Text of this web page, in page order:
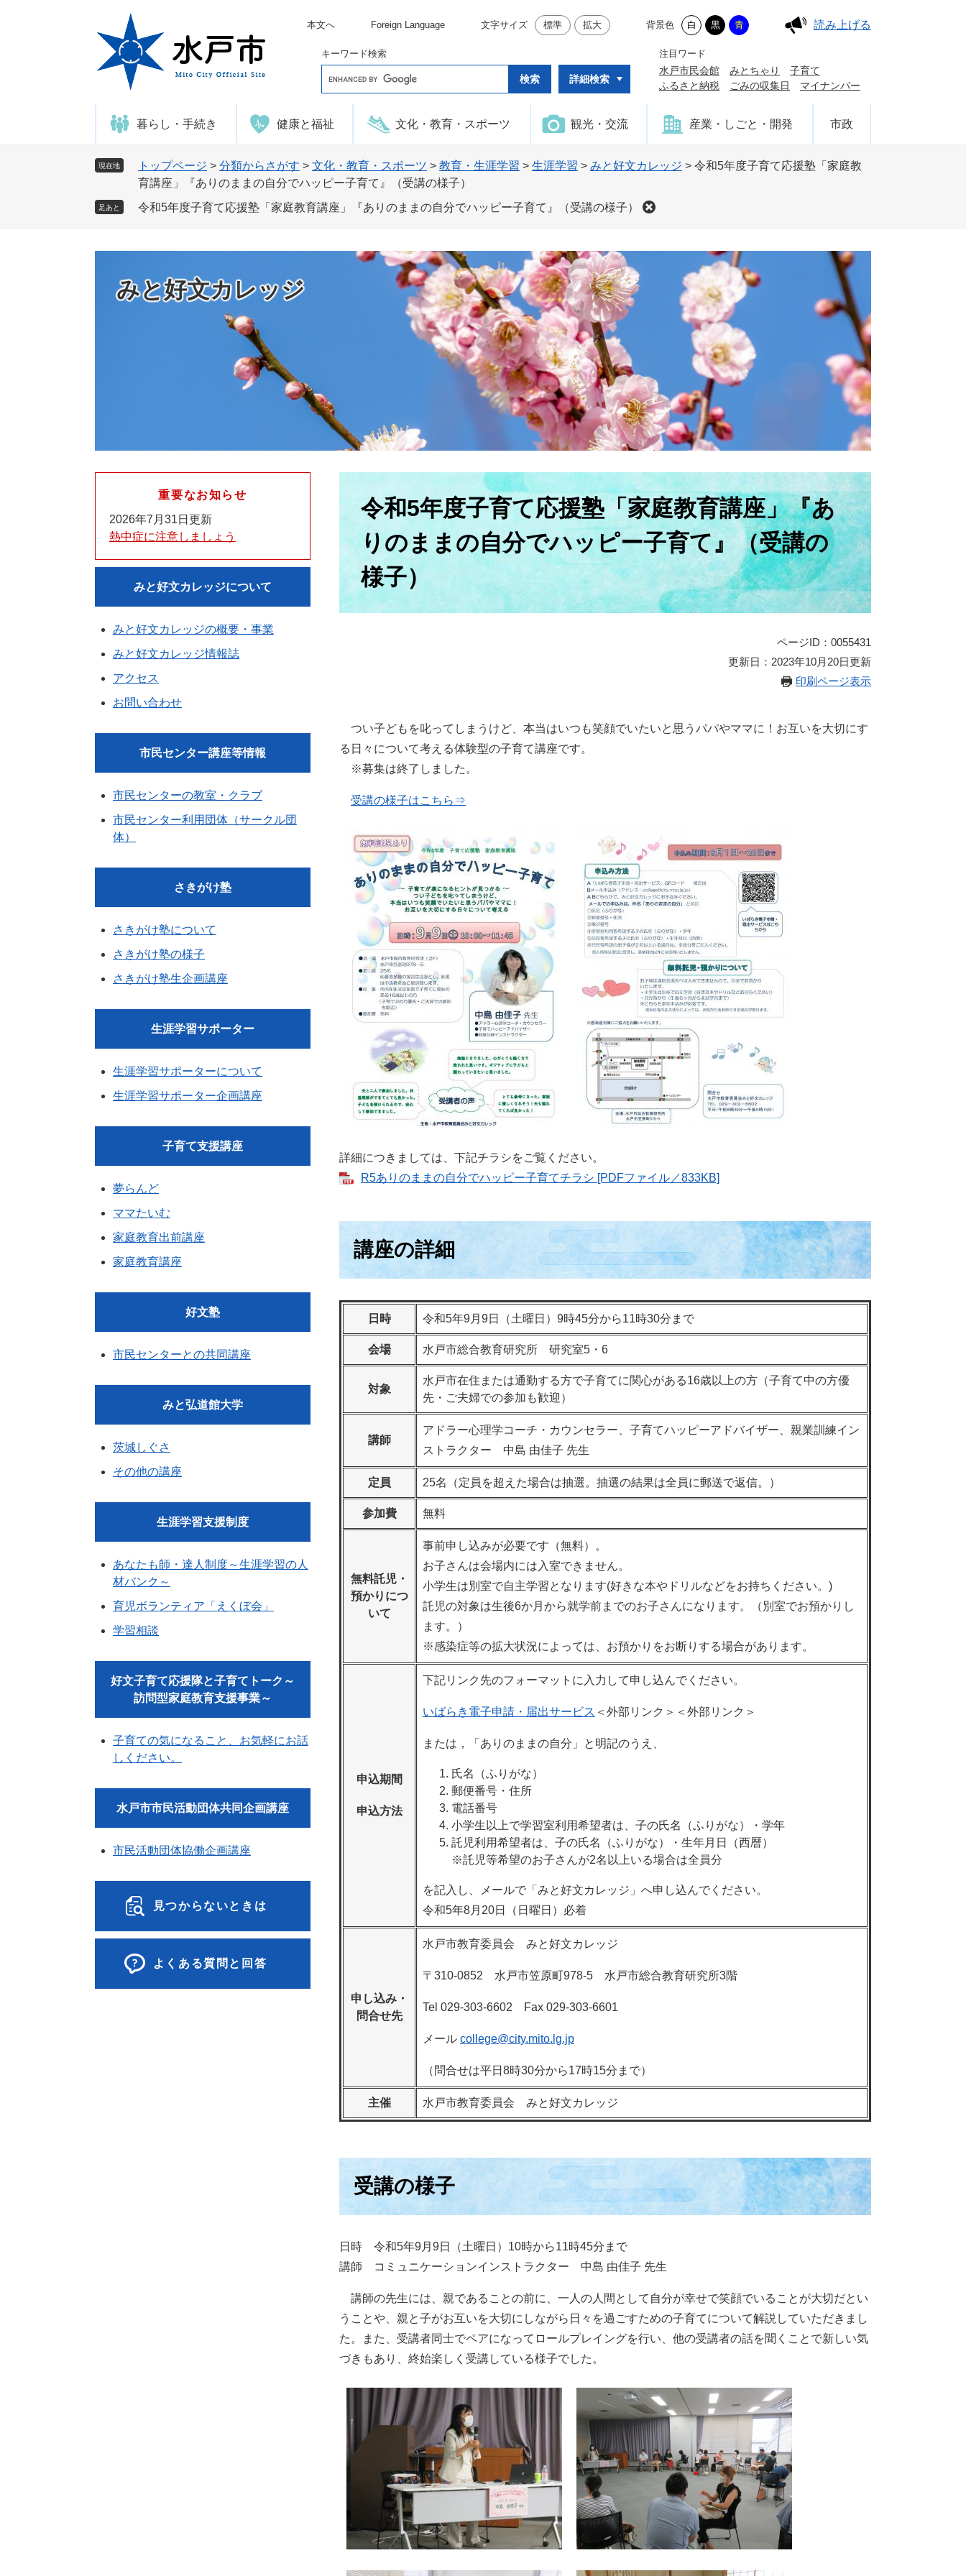
本文へ Foreign Language 文字サイズ 標準 拡大 背景色 白 黒 青 読み上げる
キーワード検索
o
e
タ
ム
検
詳細検索
注目ワード
水戸市民会館 みとちゃり
子育て
ふるさと納税
ごみの収集日 マイナンバー
暮らし・手続き 健康と福祉 文化・教育・スポーツ 観光・交流 産業・しごと・開発 市政
現在地 トップページ > 分類からさがす > 文化・教育・スポーツ > 教育・生涯学習 > 生涯学習 > みと好文カレッジ > 令和5年度子育て応援塾「家庭教
育講座」『ありのままの自分でハッピー子育て』（受講の様子）
足あと 令和5年度子育て応援塾「家庭教育講座」『ありのままの自分でハッピー子育て』（受講の様子）
みと好文カレッジ
令和5年度子育て応援塾「家庭教育講座」『あ
りのままの自分でハッピー子育て』（受講の
様子）
ページID：0055431
更新日：2023年10月20日更新
印刷ページ表示
つい子どもを叱ってしまうけど、本当はいつも笑顔でいたいと思うパパやママに！お互いを大切にす
る日々について考える体験型の子育て講座です。
※募集は終了しました。
受講の様子はこちら⇒
詳細につきましては、下記チラシをご覧ください。
R5ありのままの自分でハッピー子育てチラシ [PDFファイル／833KB]
講座の詳細
日時 令和5年9月9日（土曜日）9時45分から11時30分まで
会場 水戸市総合教育研究所 研究室5・6
対象
水戸市在住または通勤する方で子育てに関心がある16歳以上の方（子育て中の方優
先・ご夫婦での参加も歓迎）
講師
アドラー心理学コーチ・カウンセラー、子育てハッピーアドバイザー、親業訓練イン
ストラクター 中島 由佳子 先生
定員 25名（定員を超えた場合は抽選。抽選の結果は全員に郵送で返信。）
参加費 無料
無料託児・
預かりにつ
いて
事前申し込みが必要です（無料）。
お子さんは会場内には入室できません。
小学生は別室で自主学習となります(好きな本やドリルなどをお持ちください。)
​託児の対象は生後6か月から就学前までのお子さんになります。（別室でお預かりし
ます。）
※感染症等の拡大状況によっては、お預かりをお断りする場合があります。
申込期間
申込方法
下記リンク先のフォーマットに入力して申し込んでください。
いばらき電子申請・届出サービス ＜外部リンク＞ ＜外部リンク＞
または，「ありのままの自分」と明記のうえ、
氏名（ふりがな）
郵便番号・住所
電話番号
小学生以上で学習室利用希望者は、子の氏名（ふりがな）・学年
託児利用希望者は、子の氏名（ふりがな）・生年月日（西暦）​
※託児等希望のお子さんが2名以上いる場合は全員分
を記入し、メールで「みと好文カレッジ」へ申し込んでください。
令和5年8月20日（日曜日）必着
申し込み・
問合せ先
水戸市教育委員会 みと好文カレッジ
〒310-0852 水戸市笠原町978-5 水戸市総合教育研究所3階
Tel 029-303-6602 Fax 029-303-6601
メール college@city.mito.lg.jp
（問合せは平日8時30分から17時15分まで）
主催 水戸市教育委員会 みと好文カレッジ
受講の様子
日時 令和5年9月9日（土曜日）10時から11時45分まで
講師 コミュニケーションインストラクター 中島 由佳子 先生
講師の先生には、親であることの前に、一人の人間として自分が幸せで笑顔でいることが大切だとい
うことや、親と子がお互いを大切にしながら日々を過ごすための子育てについて解説していただきまし
た。また、受講者同士でペアになってロールプレイングを行い、他の受講者の話を聞くことで新しい気
づきもあり、終始楽しく受講している様子でした。
重要なお知らせ
2026年7月31日更新
熱中症に注意しましょう
みと好文カレッジについて
みと好文カレッジの概要・事業
みと好文カレッジ情報誌
アクセス
お問い合わせ
市民センター講座等情報
市民センターの教室・クラブ
市民センター利用団体（サークル団
体）
さきがけ塾
さきがけ塾について
さきがけ塾の様子
さきがけ塾生企画講座
生涯学習サポーター
生涯学習サポーターについて
生涯学習サポーター企画講座
子育て支援講座
夢らんど
ママたいむ
家庭教育出前講座
家庭教育講座
好文塾
市民センターとの共同講座
みと弘道館大学
茨城しぐさ
その他の講座
生涯学習支援制度
あなたも師・達人制度～生涯学習の人
材バンク～
育児ボランティア「えくぼ会」
学習相談
好文子育て応援隊と子育てトーク～
訪問型家庭教育支援事業～
子育ての気になること、お気軽にお話
しください。
水戸市市民活動団体共同企画講座
市民活動団体協働企画講座
見つからないときは
よくある質問と回答